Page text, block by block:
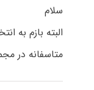
سلام
البته بازم به
متاسفانه در